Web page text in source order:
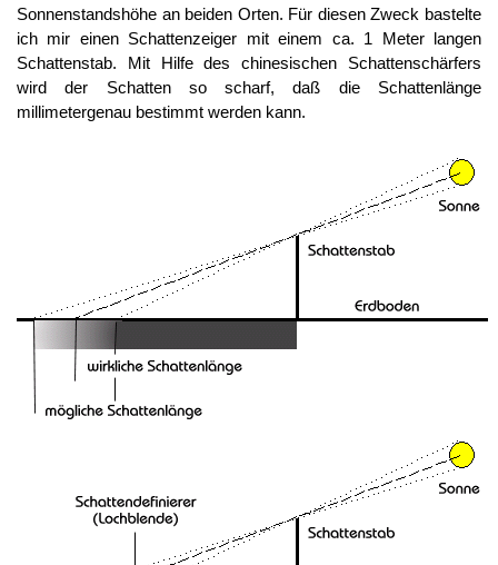
Sonnenstandshöhe an beiden Orten. Für diesen Zweck bastelte
ich mir einen Schattenzeiger mit einem ca. 1 Meter langen
Schattenstab. Mit Hilfe des chinesischen Schattenschärfers
wird der Schatten so scharf, daß die Schattenlänge
millimetergenau bestimmt werden kann.